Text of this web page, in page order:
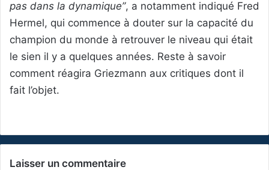
pas dans la dynamique”, a notamment indiqué Fred
Hermel, qui commence à douter sur la capacité du
champion du monde à retrouver le niveau qui était
le sien il y a quelques années. Reste à savoir
comment réagira Griezmann aux critiques dont il
fait l’objet.
Laisser un commentaire